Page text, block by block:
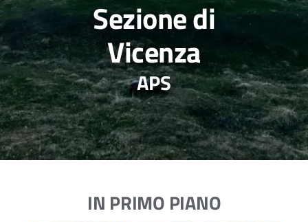
Sezione di
Vicenza
APS
IN PRIMO PIANO